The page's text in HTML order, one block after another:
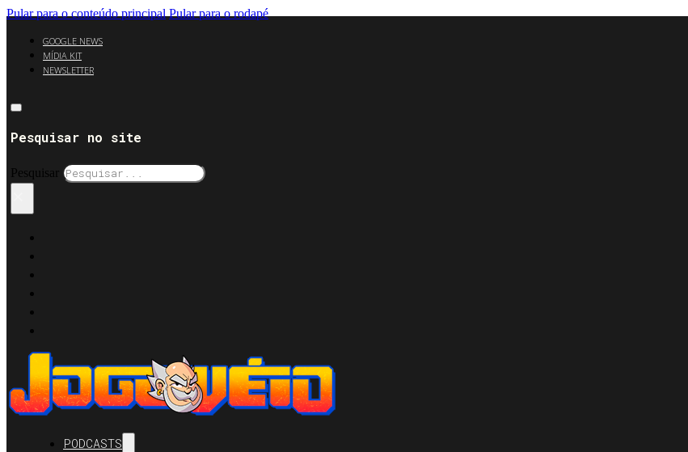
Pular para o conteúdo principal Pular para o rodapé
GOOGLE NEWS
MÍDIA KIT
NEWSLETTER
Pesquisar no site
Pesquisar
PODCASTS